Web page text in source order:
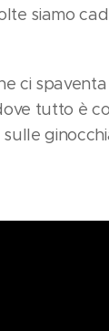
siamo
ci
tutto è